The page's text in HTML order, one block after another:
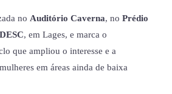
no Auditório Caverna, no Prédio
, em Lages, e marca o
que ampliou o interesse e a
em áreas ainda de baixa